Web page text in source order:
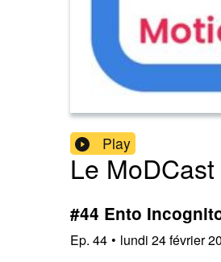
Play
Le MoDCast
#44 Ento
Ep. 44 • lundi 24 février